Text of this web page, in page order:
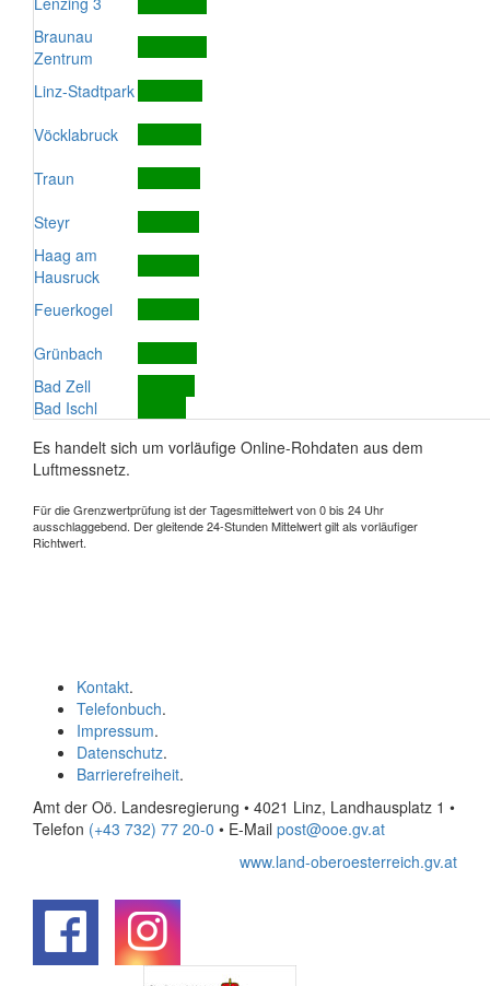
Braunau
Zentrum
Linz-Stadtpark
Vöcklabruck
Traun
Steyr
Haag am
Hausruck
Feuerkogel
Grünbach
Bad Zell
Bad Ischl
Es handelt sich um vorläufige Online-Rohdaten aus dem
Luftmessnetz.
Für die Grenzwertprüfung ist der Tagesmittelwert von 0 bis 24 Uhr
ausschlaggebend. Der gleitende 24-Stunden Mittelwert gilt als vorläufiger
Richtwert.
Kontakt.
Telefonbuch.
Impressum.
Datenschutz.
Barrierefreiheit.
Amt der Oö. Landesregierung • 4021 Linz, Landhausplatz 1 •
Telefon (+43 732) 77 20-0 • E-Mail post@ooe.gv.at
www.land-oberoesterreich.gv.at